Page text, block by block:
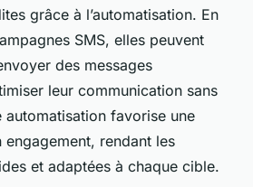
grâce à l’automatisation. En
SMS, elles peuvent
des messages
leur communication sans
favorise une
rendant les
et adaptées à chaque cible.